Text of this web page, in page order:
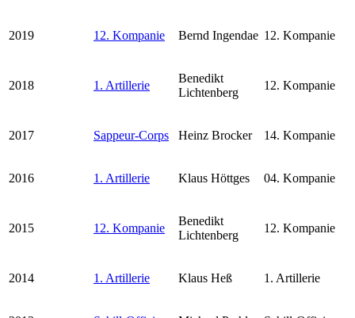
2019 12. Kompanie Bernd Ingendae 12. Kompanie
2018 1. Artillerie
Benedikt
Lichtenberg
12. Kompanie
2017 Sappeur-Corps Heinz Brocker 14. Kompanie
2016 1. Artillerie Klaus Höttges 04. Kompanie
2015 12. Kompanie
Benedikt
Lichtenberg
12. Kompanie
2014 1. Artillerie Klaus Heß 1. Artillerie